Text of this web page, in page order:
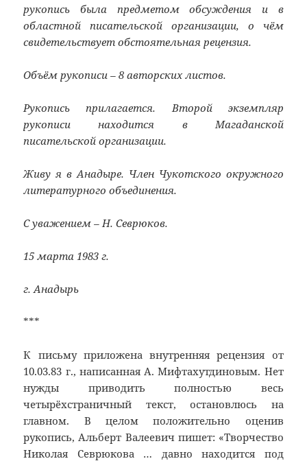
рукопись была предметом обсуждения и в
областной писательской организации, о чём
свидетельствует обстоятельная рецензия.
Объём рукописи – 8 авторских листов.
Рукопись прилагается. Второй экземпляр
рукописи находится в Магаданской
писательской организации.
Живу я в Анадыре. Член Чукотского окружного
литературного объединения.
С уважением – Н. Севрюков.
15 марта 1983 г.
г. Анадырь
***
К письму приложена внутренняя рецензия от
10.03.83 г., написанная А. Мифтахутдиновым. Нет
нужды приводить полностью весь
четырёхстраничный текст, остановлюсь на
главном. В целом положительно оценив
рукопись, Альберт Валеевич пишет: «Творчество
Николая Севрюкова … давно находится под